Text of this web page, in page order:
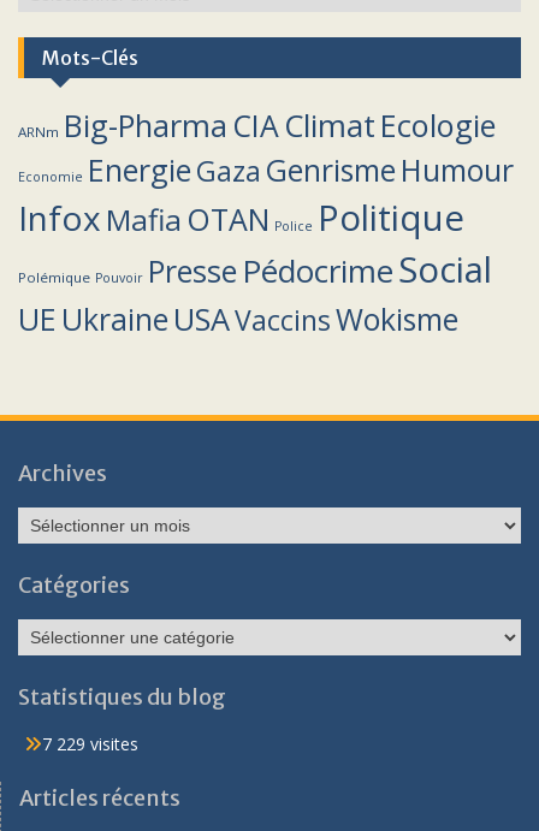
Mots-Clés
ARNm Big-Pharma CIA Climat Ecologie
Economie EnergieGaza Genrisme Humour
Infox Mafia OTAN Police Politique
Polémique Pouvoir Presse PédocrimeSocial
UE Ukraine USAVaccinsWokisme
Archives
Archives
Catégories
Catégories
Statistiques du blog
7 229 visites
Articles récents